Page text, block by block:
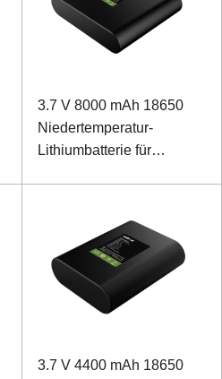
3.7 V 8000 mAh 18650
Niedertemperatur-
Lithiumbatterie für
3.7 V 4400 mAh 18650